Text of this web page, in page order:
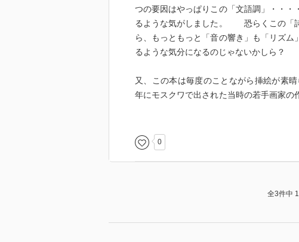
つの要因はやっぱりこの「文語調」・・
るような気がしました。 恐らくこの「
ら、もっともっと「音の響き」も「リズ
るような気分になるのじゃないかしら？
又、この本は毎度のことながら挿絵が
年にモスクワで出された当時の若手画家
がせむしの小馬のお母さん馬をつかまえ
しくはステンドグラス風）で、どことな～
うな気がしませんか？？ この本がハー
0
全3件中